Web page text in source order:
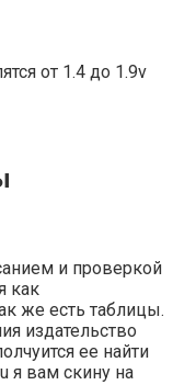
от 1.4 до 1.9v
и проверкой
как
же есть таблицы.
издательство
ее найти
я вам скину на